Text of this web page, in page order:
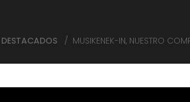
DESTACADOS / MUSIKENEK-IN, NUESTRO